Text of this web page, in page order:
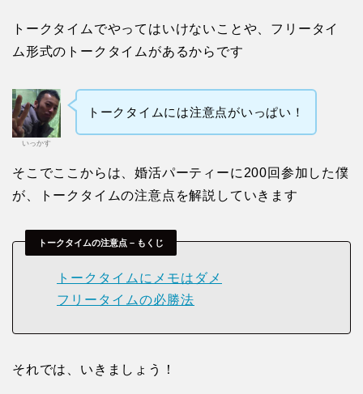
トークタイムでやってはいけないことや、フリータイ
ム形式のトークタイムがあるからです
いっかす
トークタイムには注意点がいっぱい！
そこでここからは、婚活パーティーに200回参加した僕
が、トークタイムの注意点を解説していきます
トークタイムの注意点 – もくじ
トークタイムにメモはダメ
フリータイムの必勝法
それでは、いきましょう！